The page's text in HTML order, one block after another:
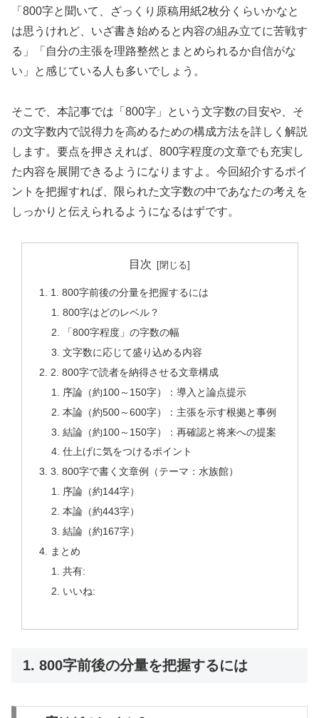
「800字と聞いて、ざっくり原稿用紙2枚分くらいかなと
は思うけれど、いざ書き始めると内容の組み立てに苦戦す
る」「自分の主張を理路整然とまとめられるか自信がな
い」と感じている人も多いでしょう。
そこで、本記事では「800字」という文字数の目安や、そ
の文字数内で説得力を高めるための構成方法を詳しく解説
します。要点を押さえれば、800字程度の文章でも充実し
た内容を展開できるようになりますよ。今回紹介するポイ
ントを把握すれば、限られた文字数の中であなたの考えを
しっかりと伝えられるようになるはずです。
目次
1. 800字前後の分量を把握するには
800字はどのレベル？
「800字程度」の字数の幅
文字数に応じて盛り込める内容
2. 800字で読者を納得させる文章構成
序論（約100～150字）：導入と論点提示
本論（約500～600字）：主張を示す根拠と事例
結論（約100～150字）：再確認と将来への提案
仕上げに気をつけるポイント
3. 800字で書く文章例（テーマ：水族館）
序論（約144字）
本論（約443字）
結論（約167字）
まとめ
共有:
いいね:
1. 800字前後の分量を把握するには